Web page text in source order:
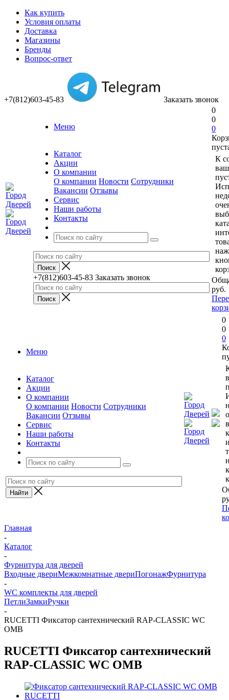
Как купить
Условия оплаты
Доставка
Магазины
Бренды
Вопрос-ответ
+7(812)603-45-83 Заказать звонок
Меню
Каталог
Акции
О компании
О компании Новости Сотрудники
Вакансии Отзывы
Сервис
Наши работы
Контакты
+7(812)603-45-83 Заказать звонок
0
0
0
К
руб.
Меню
Каталог
Акции
О компании
О компании Новости Сотрудники
Вакансии Отзывы
Сервис
Наши работы
Контакты
0
0
0
Главная
-
Каталог
-
Фурнитура для дверей
Входные двериМежкомнатные двериПогонажФурнитура
-
WC комплекты для дверей
ПетлиЗамкиРучки
-
RUCETTI Фиксатор сантехнический RAP-CLASSIC WC
OMB
RUCETTI Фиксатор сантехнический
RAP-CLASSIC WC OMB